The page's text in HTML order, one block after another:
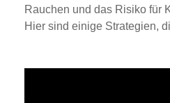
Rauchen und das Risiko für
Hier sind einige Strategien,